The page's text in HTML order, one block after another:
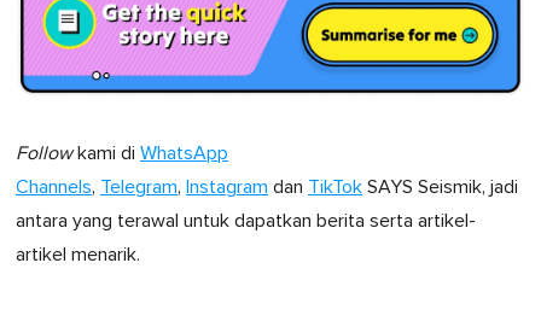
Followkami di WhatsApp
Channels, Telegram, Instagram dan TikTok SAYS Seismik, jadi
antara yang terawal untuk dapatkan berita serta artikel-
artikel menarik.